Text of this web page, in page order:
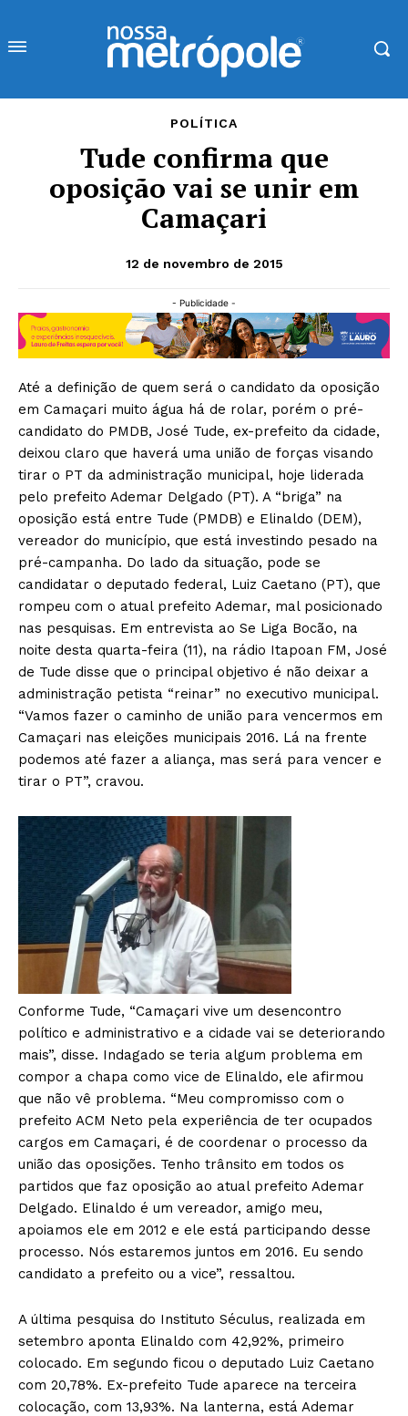
POLÍTICA
Tude confirma que
oposição vai se unir em
Camaçari
12 de novembro de 2015
- Publicidade -
Até a definição de quem será o candidato da oposição
em Camaçari muito água há de rolar, porém o pré-
candidato do PMDB, José Tude, ex-prefeito da cidade,
deixou claro que haverá uma união de forças visando
tirar o PT da administração municipal, hoje liderada
pelo prefeito Ademar Delgado (PT). A “briga” na
oposição está entre Tude (PMDB) e Elinaldo (DEM),
vereador do município, que está investindo pesado na
pré-campanha. Do lado da situação, pode se
candidatar o deputado federal, Luiz Caetano (PT), que
rompeu com o atual prefeito Ademar, mal posicionado
nas pesquisas. Em entrevista ao Se Liga Bocão, na
noite desta quarta-feira (11), na rádio Itapoan FM, José
de Tude disse que o principal objetivo é não deixar a
administração petista “reinar” no executivo municipal.
“Vamos fazer o caminho de união para vencermos em
Camaçari nas eleições municipais 2016. Lá na frente
podemos até fazer a aliança, mas será para vencer e
tirar o PT”, cravou.
Conforme Tude, “Camaçari vive um desencontro
político e administrativo e a cidade vai se deteriorando
mais”, disse. Indagado se teria algum problema em
compor a chapa como vice de Elinaldo, ele afirmou
que não vê problema. “Meu compromisso com o
prefeito ACM Neto pela experiência de ter ocupados
cargos em Camaçari, é de coordenar o processo da
união das oposições. Tenho trânsito em todos os
partidos que faz oposição ao atual prefeito Ademar
Delgado. Elinaldo é um vereador, amigo meu,
apoiamos ele em 2012 e ele está participando desse
processo. Nós estaremos juntos em 2016. Eu sendo
candidato a prefeito ou a vice”, ressaltou.
A última pesquisa do Instituto Séculus, realizada em
setembro aponta Elinaldo com 42,92%, primeiro
colocado. Em segundo ficou o deputado Luiz Caetano
com 20,78%. Ex-prefeito Tude aparece na terceira
colocação, com 13,93%. Na lanterna, está Ademar